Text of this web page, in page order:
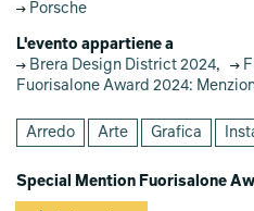
Porsche
L'evento appartiene a
Brera Design District 2024,
Fuorisalone Award 2024:
Arredo Arte Grafica
Special Mention Fuorisalone